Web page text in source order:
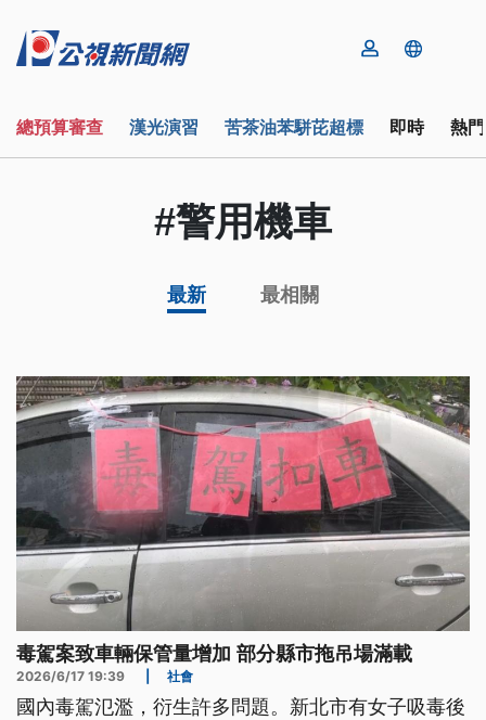
總預算審查 漢光演習 苦茶油苯駢芘超標 即時 熱
#警用機車
最新 最相關
毒駕案致車輛保管量增加 部分縣市拖吊場滿載
2026/6/17 19:39 社會
國內毒駕氾濫，衍生許多問題。新北市有女子吸毒後